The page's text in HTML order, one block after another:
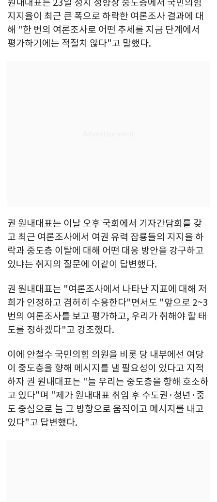
원내대표는 23일 정치 성향상 중도층에서 국민의힘
지지율이 최근 큰 폭으로 하락한 여론조사 결과에 대
해 "한 번의 여론조사로 어떤 추세를 지금 단계에서
평가하기에는 적절치 않다"고 말했다.
권 원내대표는 이날 오후 국회에서 기자간담회를 갖
고 최근 여론조사에서 여권 유력 잠룡들의 지지율 하
락과 중도층 이탈에 대해 어떤 대응 방안을 강구하고
있냐는 취지의 질문에 이같이 답변했다.
권 원내대표는 "여론조사에서 나타난 지표에 대해 저
희가 인정하고 겸허히 수용한다"면서도 "앞으로 2~3
번의 여론조사를 보고 평가하고, 우리가 취해야 할 태
도를 정하겠다"고 강조했다.
이에 안철수 국민의힘 의원을 비롯 당 내부에선 여당
이 중도층을 향해 메시지를 낼 필요성이 있다고 지적
하자 권 원내대표는 "늘 우리는 중도층을 향해 호소하
고 있다"며 "제가 원내대표 취임 후 수도권·청년·중
도 중심으로 늘 그 방향으로 움직이고 메시지를 내고
있다"고 답변했다.